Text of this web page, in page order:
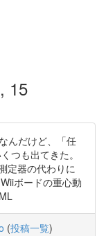
15
んだけど、「任
つも出てきた。
定器の代わりに
ボードの重心動
(投稿一覧)